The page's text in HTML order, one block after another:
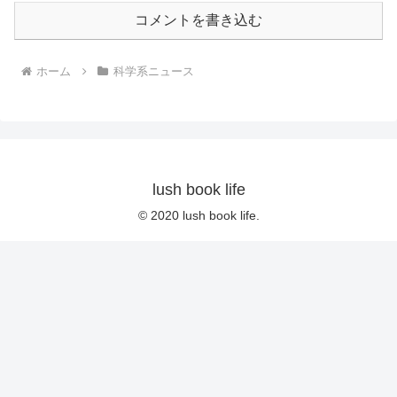
コメントを書き込む
ホーム 科学系ニュース
lush book life
© 2020 lush book life.